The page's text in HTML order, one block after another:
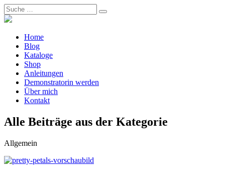
Home
Blog
Kataloge
Shop
Anleitungen
Demonstratorin werden
Über mich
Kontakt
Alle Beiträge aus der Kategorie
Allgemein